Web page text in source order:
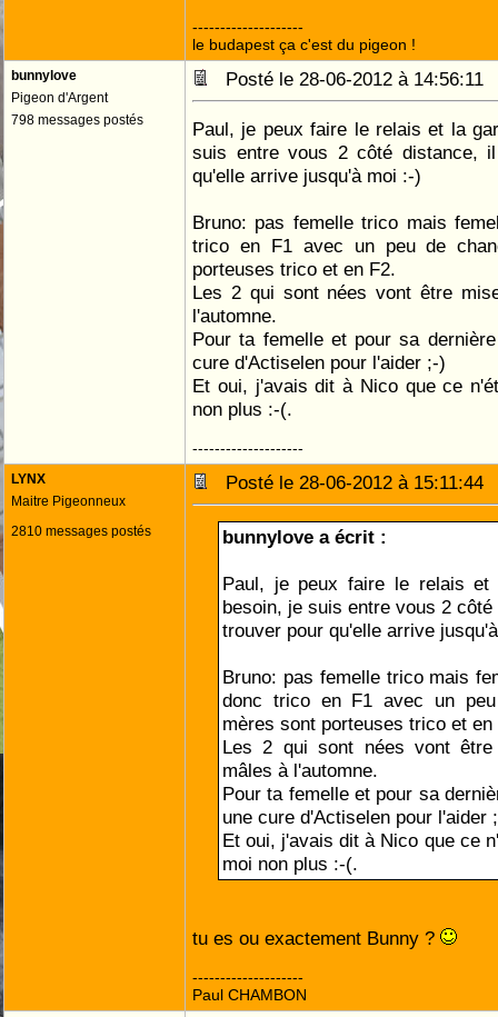
--------------------
le budapest ça c'est du pigeon !
bunnylove
Pigeon d'Argent
798 messages postés
Posté le 28-06-2012 à
Paul, je peux faire le relais et la
suis entre vous 2 côté distance,
qu'elle arrive jusqu'à moi :-)
Bruno: pas femelle trico mais
trico en F1 avec un peu de
porteuses trico et en F2.
Les 2 qui sont nées vont être
l'automne.
Pour ta femelle et pour sa
cure d'Actiselen pour l'aider ;-)
Et oui, j'avais dit à Nico que ce
non plus :-(.
--------------------
LYNX
Maitre Pigeonneux
2810 messages postés
Posté le 28-06-2012 à
bunnylove a écrit :
Paul, je peux faire le relais
besoin, je suis entre vous 2
trouver pour qu'elle arrive
Bruno: pas femelle trico mais
donc trico en F1 avec un
mères sont porteuses trico et en
Les 2 qui sont nées vont
mâles à l'automne.
Pour ta femelle et pour sa
une cure d'Actiselen pour l'aider
Et oui, j'avais dit à Nico que ce
moi non plus :-(.
tu es ou exactement Bunny ?
--------------------
Paul CHAMBON